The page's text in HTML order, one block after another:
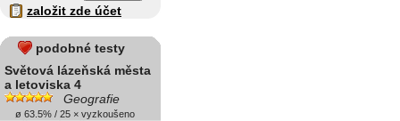
založit zde účet
podobné testy
Světová lázeňská města
a letoviska 4
Geografie
ø 63.5% / 25 × vyzkoušeno